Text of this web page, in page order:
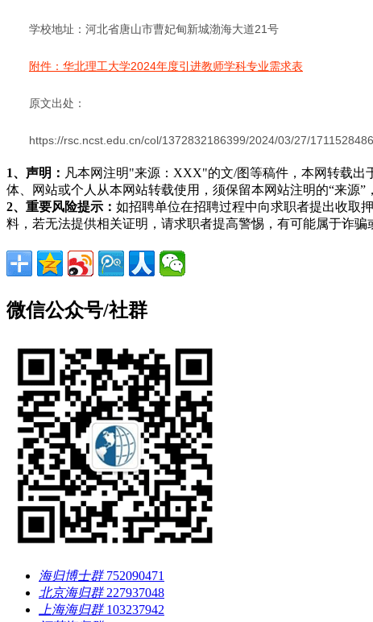
学校地址：河北省唐山市曹妃甸新城渤海大道21号
附件：华北理工大学2024年度引进教师学科专业需求表
原文出处：
https://rsc.ncst.edu.cn/col/1372832186399/2024/03/27/
1、声明： 凡本网注明"来源：XXX"的文/图等稿件，本网转载
体、网站或个人从本网站转载使用，须保留本网站注明的“来源
2、重要风险提示： 如招聘单位在招聘过程中向求职者提出收取
料，若无法提供相关证明，请求职者提高警惕，有可能属于诈骗
微信公众号/社群
海归博士群 752090471
北京海归群 227937048
上海海归群 103237942